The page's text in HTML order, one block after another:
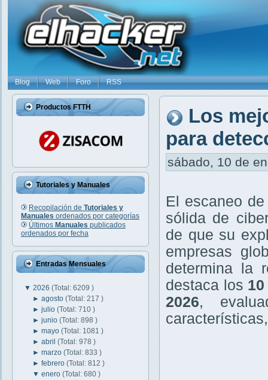
Blog Web Foro RSS
Productos FTTH
Tutoriales y Manuales
Recopilación de Tutoriales y
Manuales ordenados por categorías
Últimos Manuales publicados
ordenados por fecha
Entradas Mensuales
▼ 2026 (Total: 6209 )
►agosto(Total: 217 )
►julio(Total: 710 )
►junio(Total: 898 )
►mayo(Total: 1081 )
►abril(Total: 978 )
►marzo(Total: 833 )
►febrero(Total: 812 )
▼enero(Total: 680 )
Los
para
sábado, 10 de
El escaneo
sólida de
de que su
empresas
determina la
destaca los
2026,